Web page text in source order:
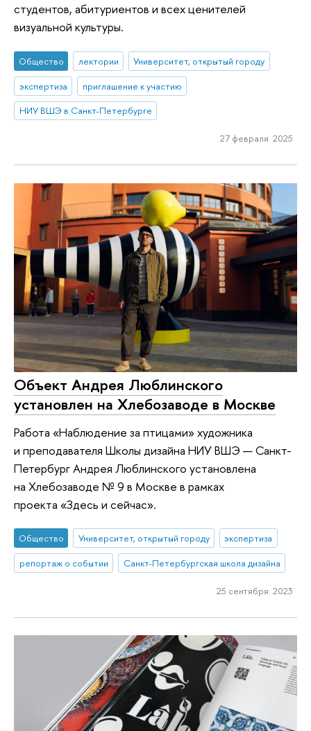
студентов, абитуриентов и всех ценителей
визуальной культуры.
Общество лектории
Университет, открытый городу
экспертиза
приглашение к участию
НИУ ВШЭ в Санкт-Петербурге
27 февраля 2025
Объект Андрея Люблинского
установлен на Хлебозаводе в Москве
Работа «Наблюдение за птицами» художника
и преподавателя Школы дизайна НИУ ВШЭ — Санкт-
Петербург Андрея Люблинского установлена
на Хлебозаводе № 9 в Москве в рамках
проекта «Здесь и сейчас».
Общество Университет, открытый городу
экспертиза
репортаж о событии
Санкт-Петербургская школа дизайна
25 сентября 2023